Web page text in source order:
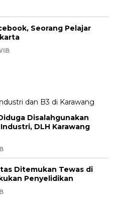
Seorang Pelajar
Disalahgunakan
DLH Karawang
Ditemukan Tewas di
Penyelidikan